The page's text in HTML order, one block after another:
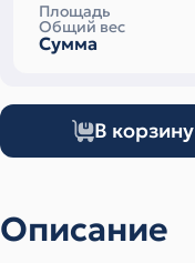
Площадь
Общий вес
Сумма
В корзину
Описание